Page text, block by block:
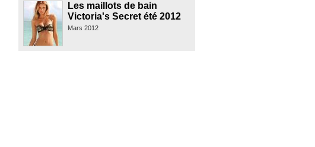
Les maillots de bain
Victoria's Secret été 2012
Mars 2012